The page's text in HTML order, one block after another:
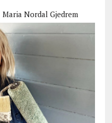
Maria Nordal Gjedrem